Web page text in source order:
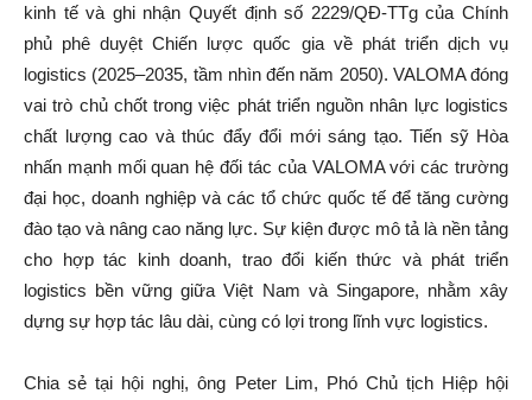
kinh tế và ghi nhận Quyết định số 2229/QĐ-TTg của Chính
phủ phê duyệt Chiến lược quốc gia về phát triển dịch vụ
logistics (2025–2035, tầm nhìn đến năm 2050). VALOMA đóng
vai trò chủ chốt trong việc phát triển nguồn nhân lực logistics
chất lượng cao và thúc đẩy đổi mới sáng tạo. Tiến sỹ Hòa
nhấn mạnh mối quan hệ đối tác của VALOMA với các trường
đại học, doanh nghiệp và các tổ chức quốc tế để tăng cường
đào tạo và nâng cao năng lực. Sự kiện được mô tả là nền tảng
cho hợp tác kinh doanh, trao đổi kiến ​​thức và phát triển
logistics bền vững giữa Việt Nam và Singapore, nhằm xây
dựng sự hợp tác lâu dài, cùng có lợi trong lĩnh vực logistics.
Chia sẻ tại hội nghị, ông Peter Lim, Phó Chủ tịch Hiệp hội